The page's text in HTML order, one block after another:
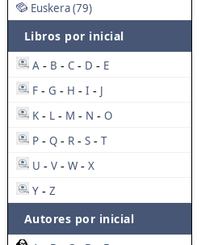
Euskera (79)
Libros por inicial
A - B - C - D - E
F - G - H - I - J
K - L - M - N - O
P - Q - R - S - T
U - V - W - X
Y - Z
Autores por inicial